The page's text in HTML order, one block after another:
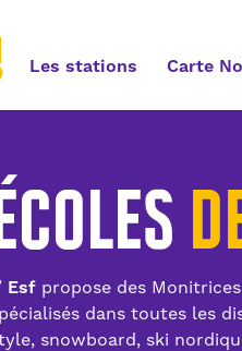
Les stations Carte
Esf propose des
dans toutes les
snowboard, ski